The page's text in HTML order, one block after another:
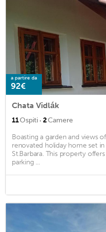
a partire da
92€
Chata Vidlák
11Ospiti · 2Camere
Boasting a garden and views
renovated holiday home set
St.Barbara. This property
parking ...